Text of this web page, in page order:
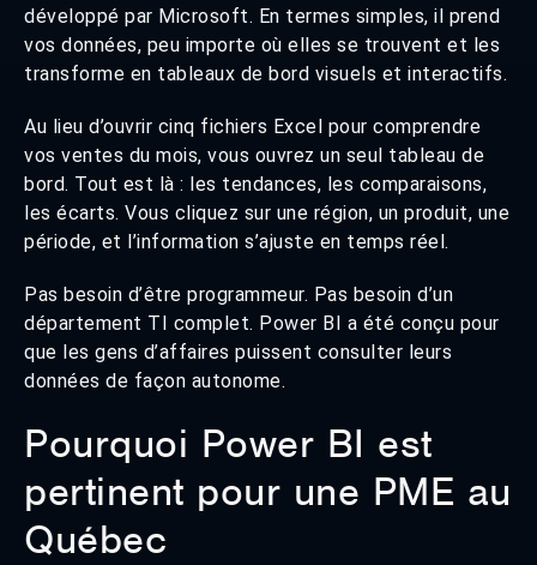
développé par Microsoft. En termes simples, il prend
vos données, peu importe où elles se trouvent et les
transforme en tableaux de bord visuels et interactifs.
Au lieu d’ouvrir cinq fichiers Excel pour comprendre
vos ventes du mois, vous ouvrez un seul tableau de
bord. Tout est là : les tendances, les comparaisons,
les écarts. Vous cliquez sur une région, un produit, une
période, et l’information s’ajuste en temps réel.
Pas besoin d’être programmeur. Pas besoin d’un
département TI complet. Power BI a été conçu pour
que les gens d’affaires puissent consulter leurs
données de façon autonome.
Pourquoi Power BI est
pertinent pour une PME au
Québec